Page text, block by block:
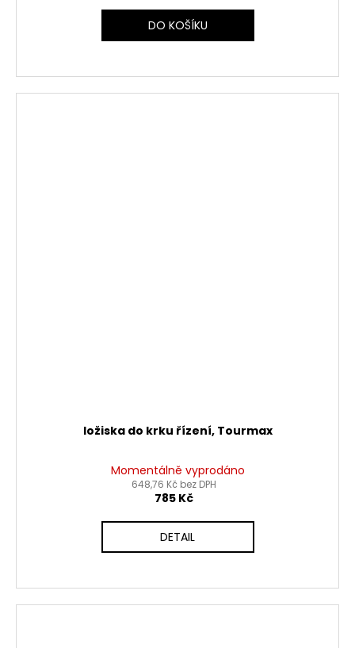
DO KOŠÍKU
ložiska do krku řízení, Tourmax
Momentálně vyprodáno
648,76 Kč bez DPH
785 Kč
DETAIL